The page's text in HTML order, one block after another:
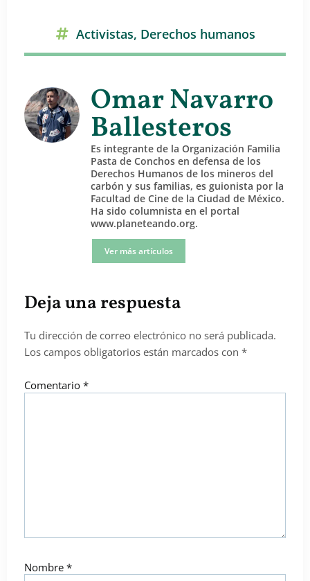
Activistas, Derechos humanos
Omar Navarro
Ballesteros
Es integrante de la Organización Familia
Pasta de Conchos en defensa de los
Derechos Humanos de los mineros del
carbón y sus familias, es guionista por la
Facultad de Cine de la Ciudad de México.
Ha sido columnista en el portal
www.planeteando.org.
Ver más artículos
Deja una respuesta
Tu dirección de correo electrónico no será publicada.
Los campos obligatorios están marcados con *
Comentario *
Nombre *